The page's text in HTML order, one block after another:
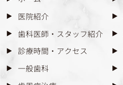
医院紹介
歯科医師・スタッフ紹介
診療時間・アクセス
一般歯科